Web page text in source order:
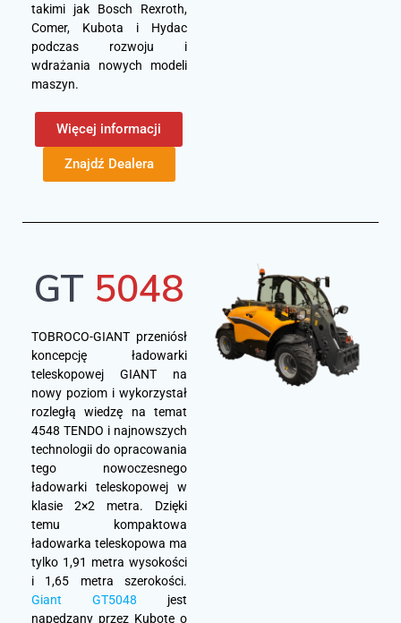
takimi jak Bosch Rexroth,
Comer, Kubota i Hydac
podczas rozwoju i
wdrażania nowych modeli
maszyn.
Więcej informacji
Znajdź Dealera
GT 5048
TOBROCO-GIANT przeniósł
koncepcję ładowarki
teleskopowej GIANT na
nowy poziom i wykorzystał
rozległą wiedzę na temat
4548 TENDO i najnowszych
technologii do opracowania
tego nowoczesnego
ładowarki teleskopowej w
klasie 2×2 metra. Dzięki
temu kompaktowa
ładowarka teleskopowa ma
tylko 1,91 metra wysokości
i 1,65 metra szerokości.
Giant GT5048 jest
napędzany przez Kubotę o